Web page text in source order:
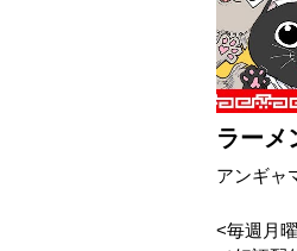
ラーメ
アンギャ
<毎週月